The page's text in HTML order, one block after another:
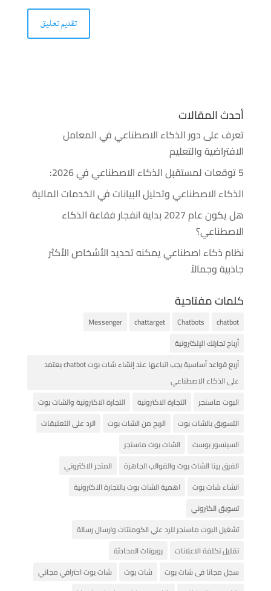
أحدث المقالات
تعرف على دور الذكاء الاصطناعي في المعامل
الافتراضية والتعليم
5 توقعات لمستقبل الذكاء الاصطناعي في 2026:
الذكاء الاصطناعي وتحليل البيانات في الخدمات المالية
هل يكون عام 2027 بداية انفجار فقاعة الذكاء
الاصطناعي؟
نظام ذكاء اصطناعي يمكنه تحديد الأشخاص الأكثر
جاذبية وجمالاً
كلمات مفتاحية
chatbot
Chatbots
chattarget
Messenger
أرباح تجارتك الإلكترونية
أربع قواعد أساسية يجب اتباعها عند إنشاء شات بوت chatbot يعتمد
على الذكاء الاصطناعي
البوت ماسنجر
التجارة الاكترونية
التجارة الاكترونية والشات بوت
التسويق بالشات بوت
الربح من الشات بوت
الرد على التعليقات
السينسور بوست
الشات بوت ماسنجر
الفرق بينا الشات بوت والقوالب الجاهزة
المتجر الاكتروني
انشاء شات بوت
اهمية الشات بوت بالتجارة الاكترونية
تسويق الكتروني
تشغيل البوت ماسنجر للرد علي الكومنتات وارسال رسالة
تقليل تكلفة الاعلانات
روبوتات المحادثة
سجل مجانا فى شات بوت
شات بوت
شات بوت احترافي مجاني